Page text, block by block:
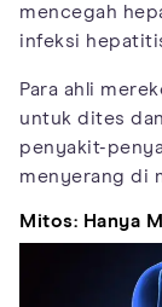
mencegah
infeksi
Para ahli
untuk dites
penyakit-
menyerang di
Mitos: Hanya